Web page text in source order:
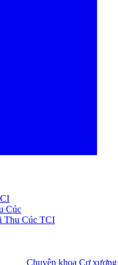
Cúc
Thu Cúc TCI
Chuyên khoa Cơ